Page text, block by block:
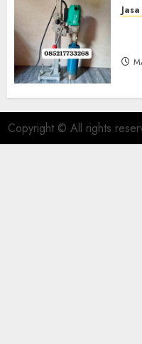
Copyright © All rights